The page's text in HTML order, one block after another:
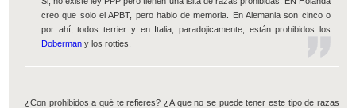
creo que solo el APBT, pero hablo de memoria. En Alemania son cinco o
por ahí, todos terrier y en Italia, paradojicamente, están prohibidos los
Doberman y los rotties.
¿Con prohibidos a qué te refieres? ¿A que no se puede tener este tipo de razas